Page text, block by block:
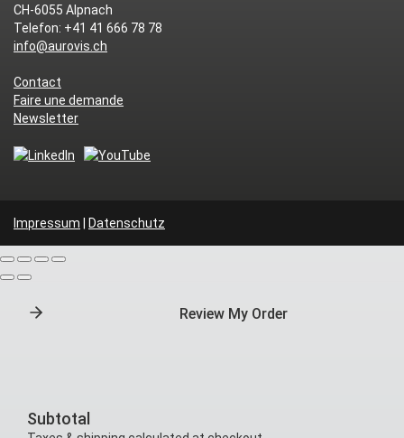
PARTNERAIRES
CH-6055 Alpnach
Telefon: +41 41 666 78 78
info@aurovis.ch
Contact
Faire une demande
Newsletter
Impressum Datenschutz
Review My Order
Subtotal